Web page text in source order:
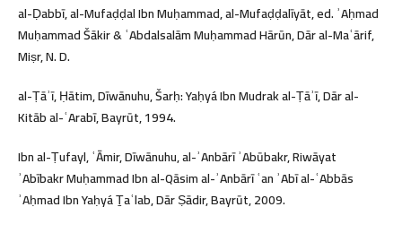
al-Ḍabbī, al-Mufaḍḍal Ibn Muḥammad, al-Mufaḍḍalīyāt, ed. ʾAḥmad
Muḥammad Šākir & ʿAbdalsalām Muḥammad Hārūn, Dār al-Maʿārif,
Miṣr, N. D.
al-Ṭāʾī, Ḥātim, Dīwānuhu, Šarḥ: Yaḥyá Ibn Mudrak al-Ṭāʾī, Dār al-
Kitāb al-ʿArabī, Bayrūt, 1994.
Ibn al-Ṭufayl, ʿĀmir, Dīwānuhu, al-ʾAnbārī ʾAbūbakr, Riwāyat
ʾAbībakr Muḥammad Ibn al-Qāsim al-ʾAnbārī ʿan ʾAbī al-ʿAbbās
ʾAḥmad Ibn Yaḥyá Ṯaʿlab, Dār Ṣādir, Bayrūt, 2009.